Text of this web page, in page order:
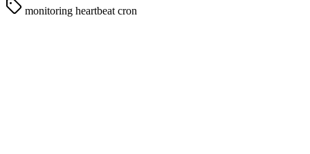
monitoring heartbeat cron